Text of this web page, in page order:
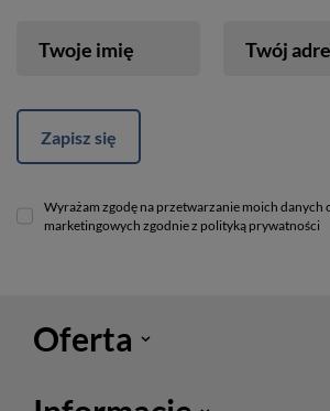
Twoje imię Twój
Zapisz się
Wyrażam zgodę na przetwarzanie moich danych
marketingowych zgodnie z polityką prywatności
Oferta